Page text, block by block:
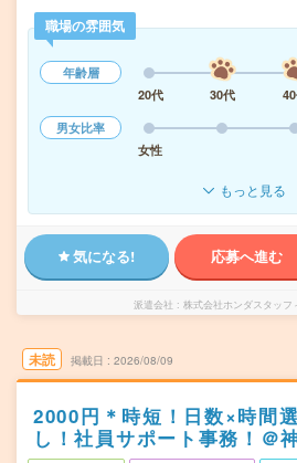
職場の雰囲気
年齢層
20代
30代
男女比率
女性
もっと見る
気になる! 応募へ進む
派遣会社 株式会社ホンダスタッフ
未読 掲載日 2026/08/09
2000円＊時短！日数×時間
し！社員サポート事務！＠